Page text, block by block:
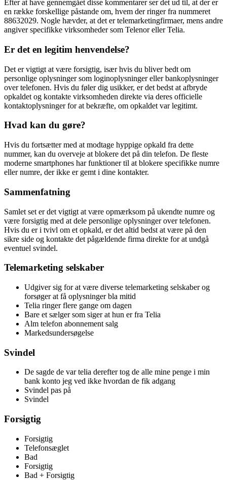
Efter at have gennemgået disse kommentarer ser det ud til, at der er
en række forskellige påstande om, hvem der ringer fra nummeret
88632029. Nogle hævder, at det er telemarketingfirmaer, mens andre
angiver specifikke virksomheder som Telenor eller Telia.
Er det en legitim henvendelse?
Det er vigtigt at være forsigtig, især hvis du bliver bedt om
personlige oplysninger som loginoplysninger eller bankoplysninger
over telefonen. Hvis du føler dig usikker, er det bedst at afbryde
opkaldet og kontakte virksomheden direkte via deres officielle
kontaktoplysninger for at bekræfte, om opkaldet var legitimt.
Hvad kan du gøre?
Hvis du fortsætter med at modtage hyppige opkald fra dette
nummer, kan du overveje at blokere det på din telefon. De fleste
moderne smartphones har funktioner til at blokere specifikke numre
eller numre, der ikke er gemt i dine kontakter.
Sammenfatning
Samlet set er det vigtigt at være opmærksom på ukendte numre og
være forsigtig med at dele personlige oplysninger over telefonen.
Hvis du er i tvivl om et opkald, er det altid bedst at være på den
sikre side og kontakte det pågældende firma direkte for at undgå
eventuel svindel.
Telemarketing selskaber
Udgiver sig for at være diverse telemarketing selskaber og
forsøger at få oplysninger bla mitid
Telia ringer flere gange om dagen
Bare et sælger som siger at hun er fra Telia
Alm telefon abonnement salg
Markedsundersøgelse
Svindel
De sagde de var telia derefter tog de alle mine penge i min
bank konto jeg ved ikke hvordan de fik adgang
Svindel pas på
Svindel
Forsigtig
Forsigtig
Telefonsæglet
Bad
Forsigtig
Bad + Forsigtig